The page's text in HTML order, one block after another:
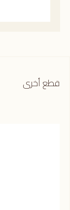
قطع أخرى